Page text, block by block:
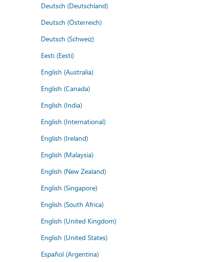
Deutsch (Deutschland)
Deutsch (Österreich)
Deutsch (Schweiz)
Eesti (Eesti)
English (Australia)
English (Canada)
English (India)
English (International)
English (Ireland)
English (Malaysia)
English (New Zealand)
English (Singapore)
English (South Africa)
English (United Kingdom)
English (United States)
Español (Argentina)